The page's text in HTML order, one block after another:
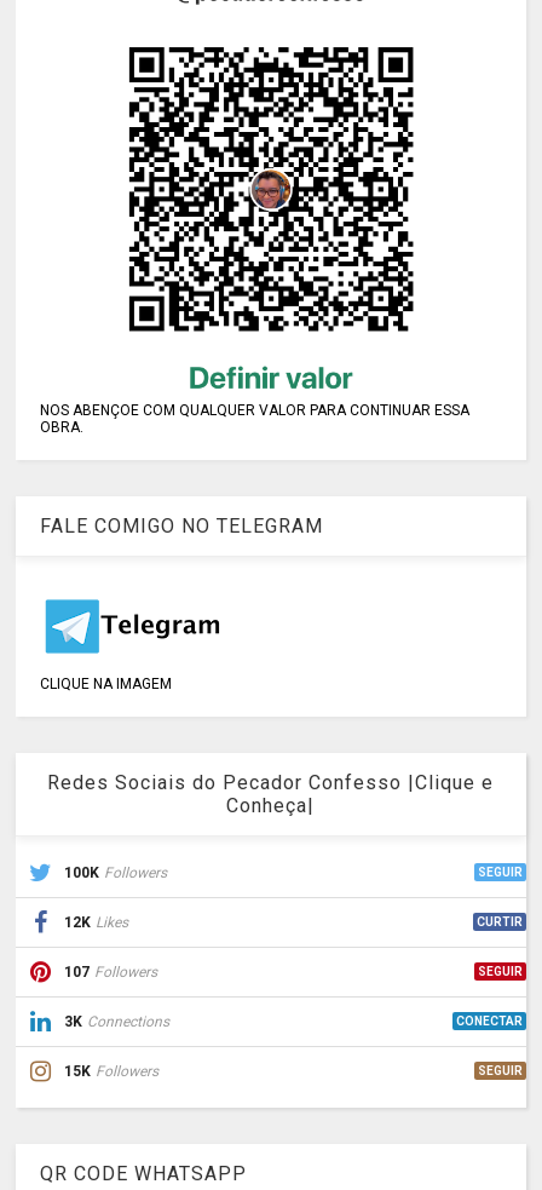
NOS ABENÇOE COM QUALQUER VALOR PARA CONTINUAR ESSA
OBRA.
FALE COMIGO NO TELEGRAM
CLIQUE NA IMAGEM
Redes Sociais do Pecador Confesso |Clique e
Conheça|
100K Followers SEGUIR
12K Likes CURTIR
107 Followers SEGUIR
3K Connections CONECTAR
15K Followers SEGUIR
QR CODE WHATSAPP